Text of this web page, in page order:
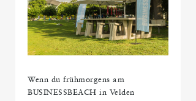
Wenn du frühmorgens am
BUSINESSBEACH in Velden